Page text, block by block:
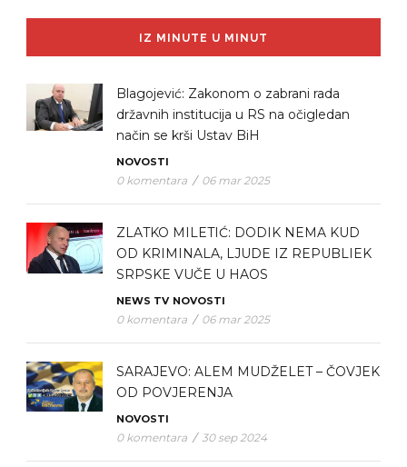
IZ MINUTE U MINUT
Blagojević: Zakonom o zabrani rada
državnih institucija u RS na očigledan
način se krši Ustav BiH
NOVOSTI
0 komentara / 06 mar 2025
ZLATKO MILETIĆ: DODIK NEMA KUD
OD KRIMINALA, LJUDE IZ REPUBLIEK
SRPSKE VUČE U HAOS
NEWS TV NOVOSTI
0 komentara / 06 mar 2025
SARAJEVO: ALEM MUDŽELET – ČOVJEK
OD POVJERENJA
NOVOSTI
0 komentara / 30 sep 2024